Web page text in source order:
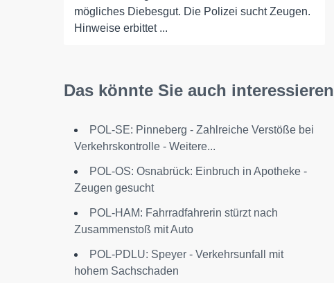
mögliches Diebesgut. Die Polizei sucht Zeugen.
Hinweise erbittet ...
Das könnte Sie auch interessieren
POL-SE: Pinneberg - Zahlreiche Verstöße bei
Verkehrskontrolle - Weitere...
POL-OS: Osnabrück: Einbruch in Apotheke -
Zeugen gesucht
POL-HAM: Fahrradfahrerin stürzt nach
Zusammenstoß mit Auto
POL-PDLU: Speyer - Verkehrsunfall mit
hohem Sachschaden